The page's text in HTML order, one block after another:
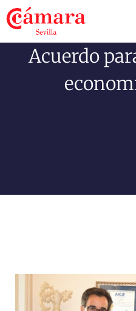
Cámara
Programas
Acuerdo